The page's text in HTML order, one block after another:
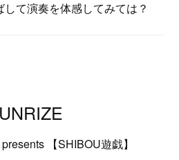
て演奏を体感してみては？
【SHIBOU遊戯】